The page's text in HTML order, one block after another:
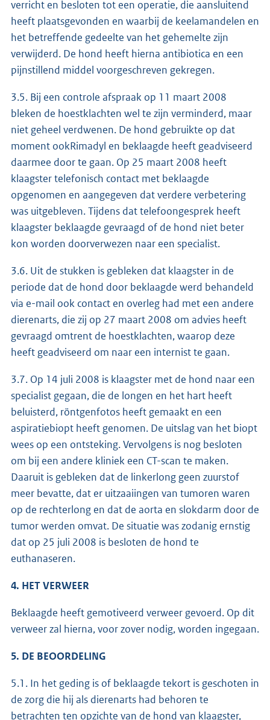
verricht en besloten tot een operatie, die aansluitend
heeft plaatsgevonden en waarbij de keelamandelen en
het betreffende gedeelte van het gehemelte zijn
verwijderd. De hond heeft hierna antibiotica en een
pijnstillend middel voorgeschreven gekregen.
3.5. Bij een controle afspraak op 11 maart 2008
bleken de hoestklachten wel te zijn verminderd, maar
niet geheel verdwenen. De hond gebruikte op dat
moment ookRimadyl en beklaagde heeft geadviseerd
daarmee door te gaan. Op 25 maart 2008 heeft
klaagster telefonisch contact met beklaagde
opgenomen en aangegeven dat verdere verbetering
was uitgebleven. Tijdens dat telefoongesprek heeft
klaagster beklaagde gevraagd of de hond niet beter
kon worden doorverwezen naar een specialist.
3.6. Uit de stukken is gebleken dat klaagster in de
periode dat de hond door beklaagde werd behandeld
via e-mail ook contact en overleg had met een andere
dierenarts, die zij op 27 maart 2008 om advies heeft
gevraagd omtrent de hoestklachten, waarop deze
heeft geadviseerd om naar een internist te gaan.
3.7. Op 14 juli 2008 is klaagster met de hond naar een
specialist gegaan, die de longen en het hart heeft
beluisterd, röntgenfotos heeft gemaakt en een
aspiratiebiopt heeft genomen. De uitslag van het biopt
wees op een ontsteking. Vervolgens is nog besloten
om bij een andere kliniek een CT-scan te maken.
Daaruit is gebleken dat de linkerlong geen zuurstof
meer bevatte, dat er uitzaaiingen van tumoren waren
op de rechterlong en dat de aorta en slokdarm door de
tumor werden omvat. De situatie was zodanig ernstig
dat op 25 juli 2008 is besloten de hond te
euthanaseren.
4. HET VERWEER
Beklaagde heeft gemotiveerd verweer gevoerd. Op dit
verweer zal hierna, voor zover nodig, worden ingegaan.
5. DE BEOORDELING
5.1. In het geding is of beklaagde tekort is geschoten in
de zorg die hij als dierenarts had behoren te
betrachten ten opzichte van de hond van klaagster,